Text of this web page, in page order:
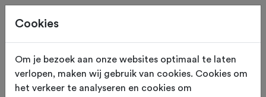
Deze tocht heeft reeds plaatsgevonden op 2-7-2024.
Cookies
Om je bezoek aan onze websites optimaal te laten
verlopen, maken wij gebruik van cookies. Cookies om
het verkeer te analyseren en cookies om